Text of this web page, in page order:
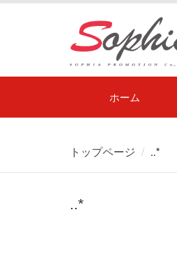
ホーム
トップページ ..*
..*